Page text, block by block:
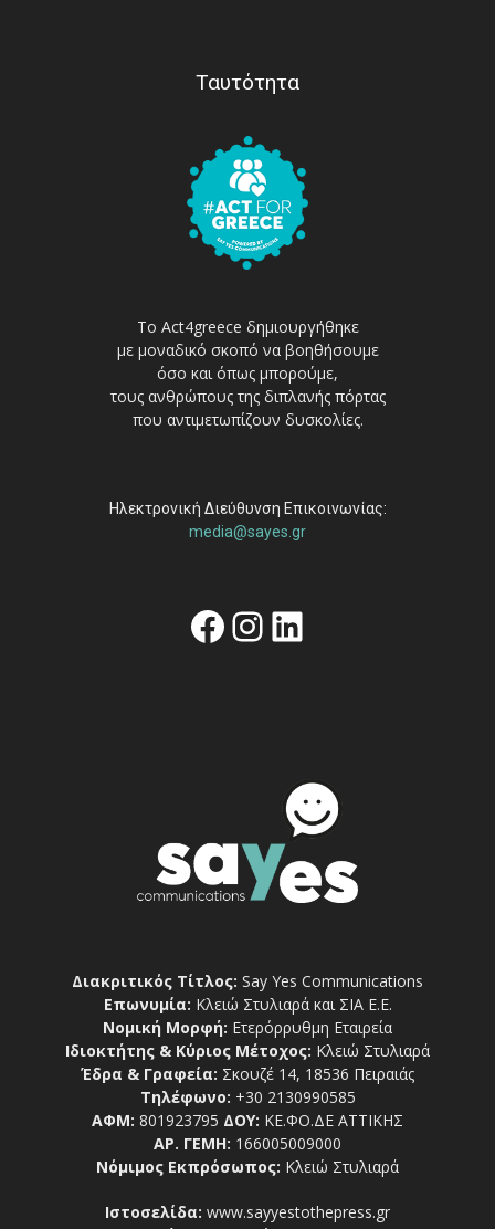
Ταυτότητα
Το Act4greece δημιουργήθηκε
με μοναδικό σκοπό να βοηθήσουμε
όσο και όπως μπορούμε,
τους ανθρώπους της διπλανής πόρτας
που αντιμετωπίζουν δυσκολίες.
Ηλεκτρονική Διεύθυνση Επικοινωνίας:
media@sayes.gr
Facebook
Instagram
Linkedin
Διακριτικός Τίτλος: Say Yes Communications
Επωνυμία: Κλειώ Στυλιαρά και ΣΙΑ Ε.Ε.
Νομική Μορφή: Ετερόρρυθμη Εταιρεία
Ιδιοκτήτης & Κύριος Μέτοχος: Κλειώ Στυλιαρά
Έδρα & Γραφεία: Σκουζέ 14, 18536 Πειραιάς
Τηλέφωνο: +30 2130990585
ΑΦΜ: 801923795 ΔΟΥ: ΚΕ.ΦΟ.ΔΕ ΑΤΤΙΚΗΣ
ΑΡ. ΓΕΜΗ: 166005009000
Νόμιμος Εκπρόσωπος: Κλειώ Στυλιαρά
Ιστοσελίδα: www.sayyestothepress.gr